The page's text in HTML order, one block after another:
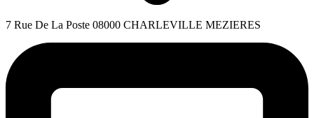
7 Rue De La Poste 08000 CHARLEVILLE MEZIERES